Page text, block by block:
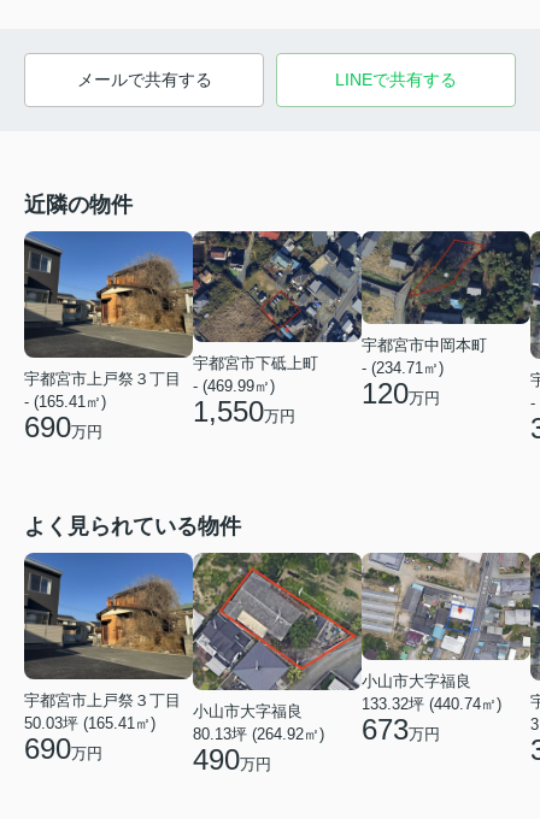
メールで共有する LINEで共有する
近隣の物件
宇都宮市上戸祭３丁目
- (165.41㎡)
690万円
宇都宮市下砥上町
- (469.99㎡)
1,550万円
宇都宮市中岡本町
- (234.71㎡)
120万円
-
よく見られている物件
宇都宮市上戸祭３丁目
50.03坪 (165.41㎡)
690万円
小山市大字福良
80.13坪 (264.92㎡)
490万円
小山市大字福良
133.32坪 (440.74㎡)
673万円